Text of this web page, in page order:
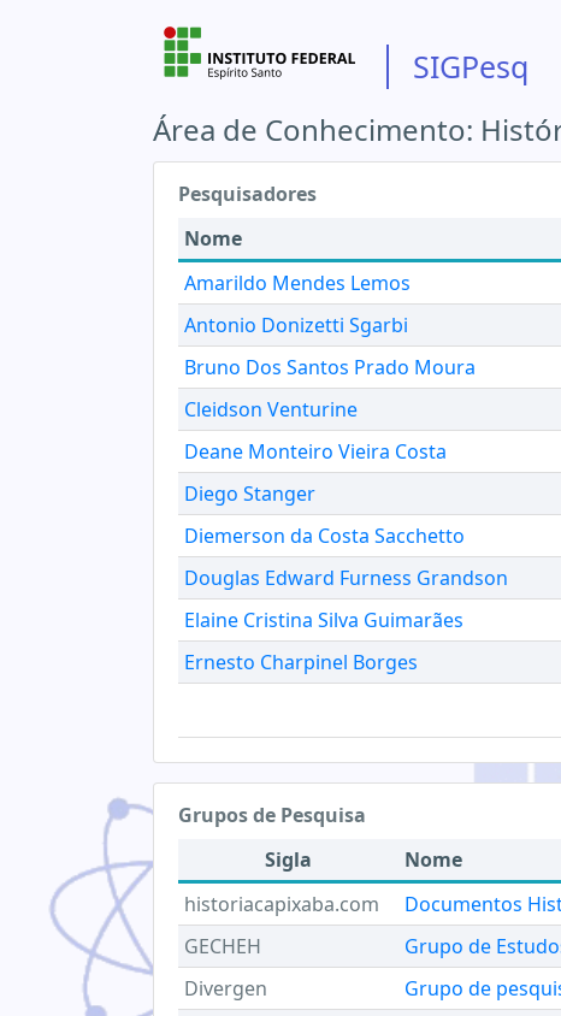
SIGPesq
Área de Conhecimento:
Pesquisadores
Nome
Amarildo Mendes Lemos
Antonio Donizetti Sgarbi
Bruno Dos Santos Prado Moura
Cleidson Venturine
Deane Monteiro Vieira Costa
Diego Stanger
Diemerson da Costa Sacchetto
Douglas Edward Furness Grandson
Elaine Cristina Silva Guimarães
Ernesto Charpinel Borges
Grupos de Pesquisa
Sigla
Nome
historiacapixaba.com
Documentos
GECHEH
Grupo de
Divergen
Grupo de